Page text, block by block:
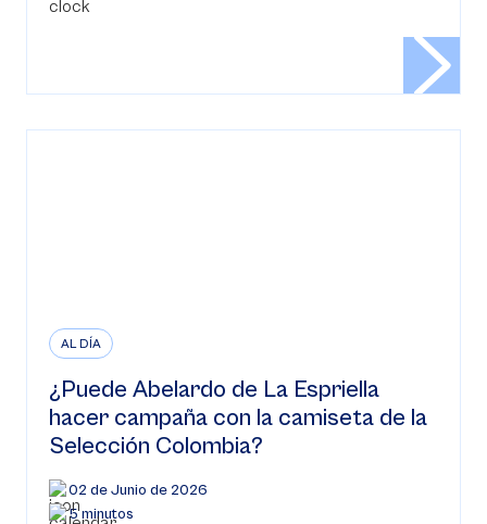
AL DÍA
¿Puede Abelardo de La Espriella
hacer campaña con la camiseta de la
Selección Colombia?
02 de Junio de 2026
5 minutos